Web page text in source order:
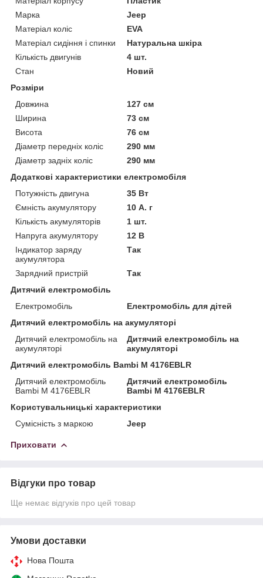
Марка
Jeep
Матеріал коліс
EVA
Матеріал сидіння і спинки
Натуральна шкіра
Кількість двигунів
4 шт.
Стан
Новий
Розміри
Довжина
127 см
Ширина
73 см
Висота
76 см
Діаметр передніх коліс
290 мм
Діаметр задніх коліс
290 мм
Додаткові характеристики електромобіля
Потужність двигуна
35 Вт
Ємність акумулятору
10 А. г
Кількість акумуляторів
1 шт.
Напруга акумулятору
12 В
Індикатор заряду
акумулятора
Так
Зарядний пристрій
Так
Дитячий електромобіль
Електромобіль
Електромобіль для дітей
Дитячий електромобіль на акумуляторі
Дитячий електромобіль на
акумуляторі
Дитячий електромобіль на
акумуляторі
Дитячий електромобіль Bambi M 4176EBLR
Дитячий електромобіль
Bambi M 4176EBLR
Дитячий електромобіль
Bambi M 4176EBLR
Користувальницькі характеристики
Сумісність з маркою
Jeep
Приховати
Відгуки про товар
Ще немає відгуків про цей товар
Умови доставки
Нова Пошта